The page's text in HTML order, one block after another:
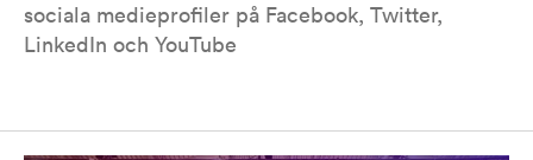
sociala medieprofiler på Facebook, Twitter,
LinkedIn och YouTube